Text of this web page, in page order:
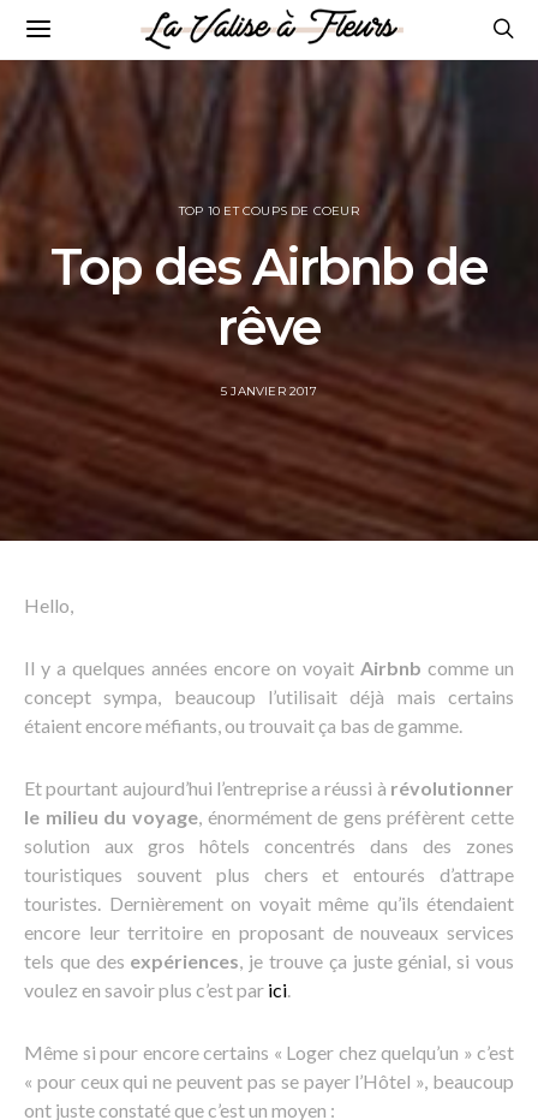
TOP 10 ET COUPS DE COEUR
Top des Airbnb de
rêve
POSTED
5 JANVIER 2017
Hello,
Il y a quelques années encore on voyait Airbnb comme un
concept sympa, beaucoup l’utilisait déjà mais certains
étaient encore méfiants, ou trouvait ça bas de gamme.
Et pourtant aujourd’hui l’entreprise a réussi à révolutionner
le milieu du voyage, énormément de gens préfèrent cette
solution aux gros hôtels concentrés dans des zones
touristiques souvent plus chers et entourés d’attrape
touristes. Dernièrement on voyait même qu’ils étendaient
encore leur territoire en proposant de nouveaux services
tels que des expériences, je trouve ça juste génial, si vous
voulez en savoir plus c’est par ici.
Même si pour encore certains « Loger chez quelqu’un » c’est
« pour ceux qui ne peuvent pas se payer l’Hôtel », beaucoup
ont juste constaté que c’est un moyen :